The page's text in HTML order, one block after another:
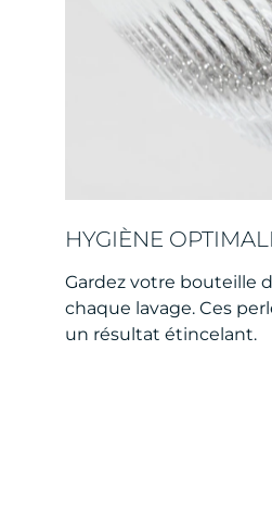
HYGIÈNE
Gardez votre bouteille
chaque lavage. Ces
un résultat étincelant.